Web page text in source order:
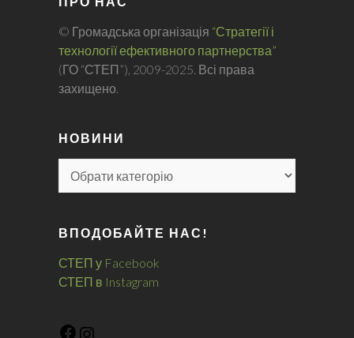
© Громадська організація “Стратегії і
технології ефективного партнерства”
(ГО “СТЕП”), 2009-2025. Всі права
захищено.
НОВИНИ
ВПОДОБАЙТЕ НАС!
СТЕП у Facebook
СТЕП в Instagram